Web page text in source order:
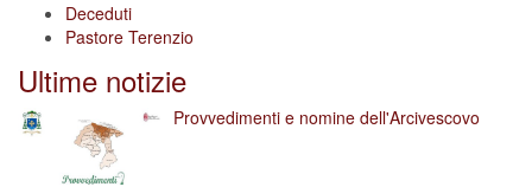
Deceduti
Pastore Terenzio
Ultime notizie
Provvedimenti e nomine dell'Arcivescovo